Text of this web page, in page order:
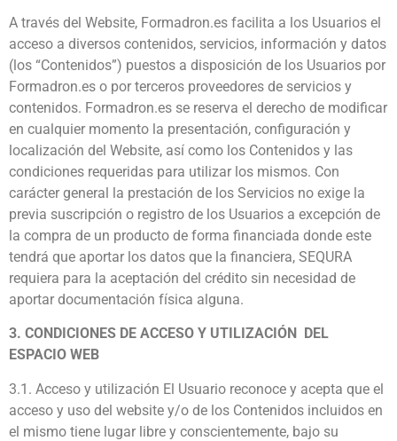
A través del Website, Formadron.es facilita a los Usuarios el
acceso a diversos contenidos, servicios, información y datos
(los “Contenidos”) puestos a disposición de los Usuarios por
Formadron.es o por terceros proveedores de servicios y
contenidos. Formadron.es se reserva el derecho de modificar
en cualquier momento la presentación, configuración y
localización del Website, así como los Contenidos y las
condiciones requeridas para utilizar los mismos. Con
carácter general la prestación de los Servicios no exige la
previa suscripción o registro de los Usuarios a excepción de
la compra de un producto de forma financiada donde este
tendrá que aportar los datos que la financiera, SEQURA
requiera para la aceptación del crédito sin necesidad de
aportar documentación física alguna.
3. CONDICIONES DE ACCESO Y UTILIZACIÓN DEL
ESPACIO WEB
3.1. Acceso y utilización El Usuario reconoce y acepta que el
acceso y uso del website y/o de los Contenidos incluidos en
el mismo tiene lugar libre y conscientemente, bajo su